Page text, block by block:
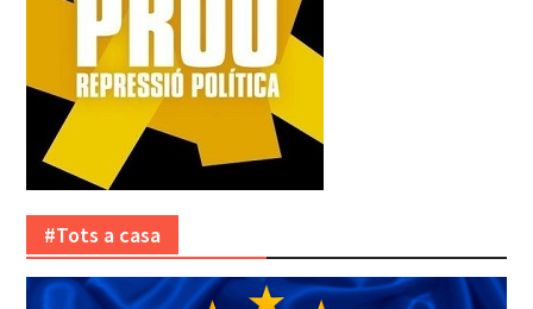
#Tots a casa